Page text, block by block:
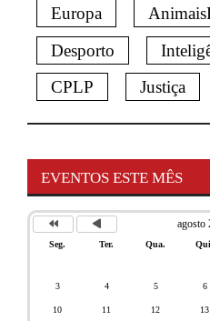
Europa
Desporto
CPLP
Justiça
EVENTOS ESTE MÊS
agosto
Seg. Ter. Qua.
3 4 5 6
10 11 12 13